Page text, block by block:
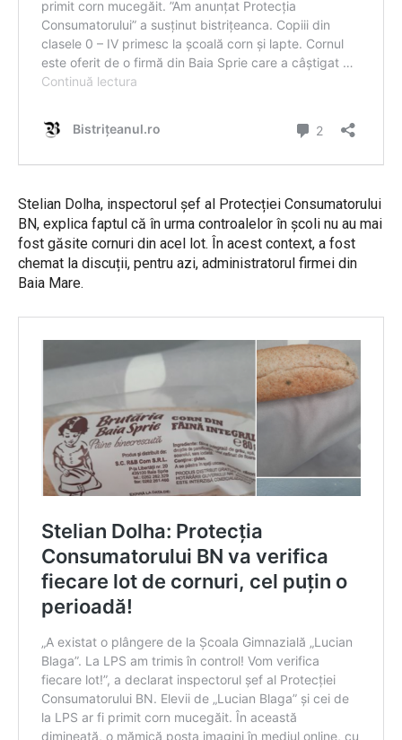
Stelian Dolha, inspectorul șef al Protecției Consumatorului
BN, explica faptul că în urma controalelor în școli nu au mai
fost găsite cornuri din acel lot. În acest context, a fost
chemat la discuții, pentru azi, administratorul firmei din
Baia Mare.